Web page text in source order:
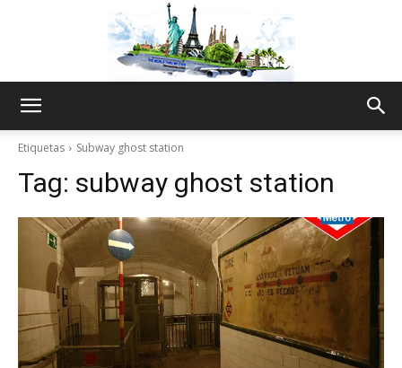
Thru
Etiquetas Subway ghost station
Tag: subway ghost station